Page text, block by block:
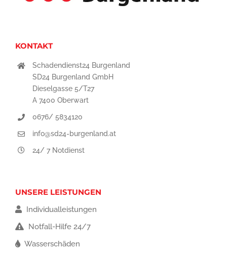
KONTAKT
Schadendienst24 Burgenland
SD24 Burgenland GmbH
Dieselgasse 5/T27
A 7400 Oberwart
0676/ 5834120
info@sd24-burgenland.at
24/ 7 Notdienst
UNSERE LEISTUNGEN
Individualleistungen
Notfall-Hilfe 24/7
Wasserschäden